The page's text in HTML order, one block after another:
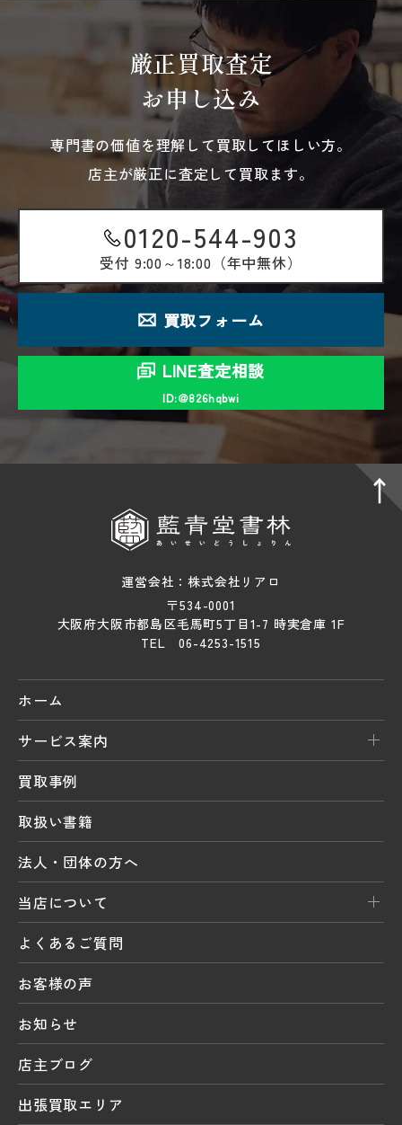
厳正買取査定
お申し込み
専門書の価値を理解して買取してほしい方。
店主が厳正に査定して買取ます。
0120-544-903
受付 9:00～18:00（年中無休）
買取フォーム
LINE査定相談
ID:＠826hqbwi
運営会社：株式会社リアロ
〒534-0001
大阪府大阪市都島区毛馬町5丁目1-7 時実倉庫 1F
TEL 06-4253-1515
ホーム
サービス案内
買取事例
取扱い書籍
法人・団体の方へ
当店について
よくあるご質問
お客様の声
お知らせ
店主ブログ
出張買取エリア